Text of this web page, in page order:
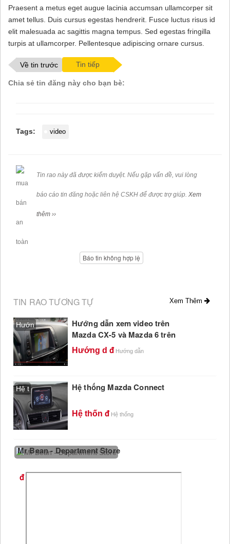
Praesent a metus eget augue lacinia accumsan ullamcorper sit
amet tellus. Duis cursus egestas hendrerit. Fusce luctus risus id
elit malesuada ac sagittis magna tempus. Sed egestas fringilla
turpis at ullamcorper. Pellentesque adipiscing ornare cursus.
Về tin trước Tin tiếp
Chia sẻ tin đăng này cho bạn bè:
Tags: video
Tin rao này đã được kiểm duyệt. Nếu gặp vấn đề, vui lòng
báo cáo tin đăng hoặc liên hệ CSKH để được trợ giúp. Xem
thêm ››
Báo tin không hợp lệ
TIN RAO TƯƠNG TỰ Xem Thêm
Hướn
Hướng dẫn xem video trên
Mazda CX-5 và Mazda 6 trên
USB
Hướng d Hướng dẫn
Hệ t Hệ thống Mazda Connect
Hệ thốn Hệ thống
Mr Bean - Department Store